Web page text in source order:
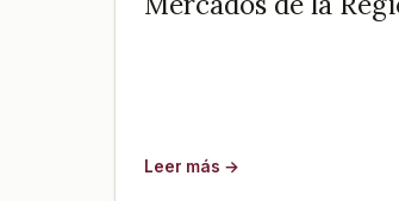
Leer más →